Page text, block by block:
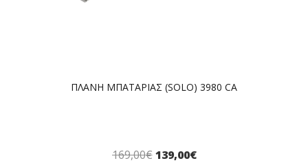
ΠΛΑΝΗ ΜΠΑΤΑΡΙΑΣ (SOLO) 3980 CA
169,00€ 139,00€